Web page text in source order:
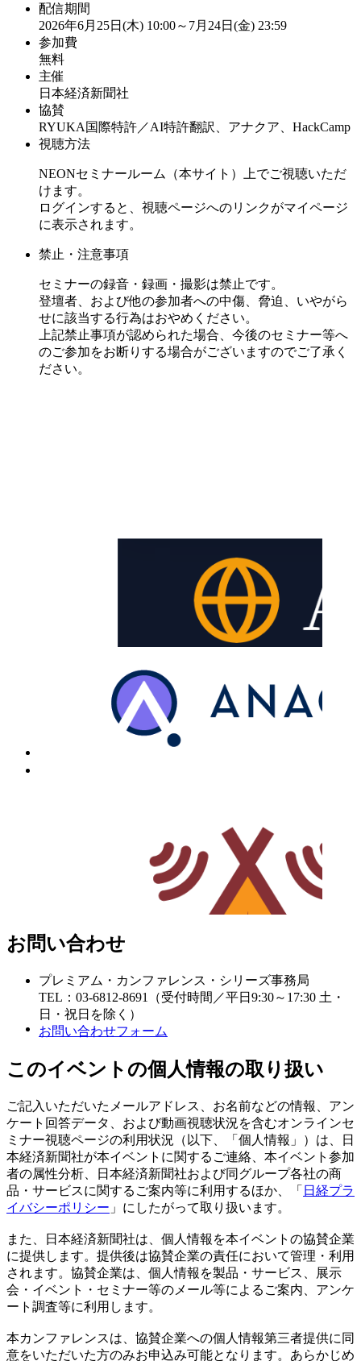
配信期間
2026年6月25日(木) 10:00～7月24日(金) 23:59
参加費
無料
主催
日本経済新聞社
協賛
RYUKA国際特許／AI特許翻訳、アナクア、HackCamp
視聴方法
NEONセミナールーム（本サイト）上でご視聴いただ
けます。
ログインすると、視聴ページへのリンクがマイページ
に表示されます。
禁止・注意事項
セミナーの録音・録画・撮影は禁止です。
登壇者、および他の参加者への中傷、脅迫、いやがら
せに該当する行為はおやめください。
上記禁止事項が認められた場合、今後のセミナー等へ
のご参加をお断りする場合がございますのでご了承く
ださい。
お問い合わせ
プレミアム・カンファレンス・シリーズ事務局
TEL：03-6812-8691（受付時間／平日9:30～17:30 土・
日・祝日を除く）
お問い合わせフォーム
このイベントの個人情報の取り扱い
ご記入いただいたメールアドレス、お名前などの情報、アン
ケート回答データ、および動画視聴状況を含むオンラインセ
ミナー視聴ページの利用状況（以下、「個人情報」）は、日
本経済新聞社が本イベントに関するご連絡、本イベント参加
者の属性分析、日本経済新聞社および同グループ各社の商
品・サービスに関するご案内等に利用するほか、「 日経プラ
イバシーポリシー 」にしたがって取り扱います。
また、日本経済新聞社は、個人情報を本イベントの協賛企業
に提供します。提供後は協賛企業の責任において管理・利用
されます。協賛企業は、個人情報を製品・サービス、展示
会・イベント・セミナー等のメール等によるご案内、アンケ
ート調査等に利用します。
本カンファレンスは、協賛企業への個人情報第三者提供に同
意をいただいた方のみお申込み可能となります。あらかじめ